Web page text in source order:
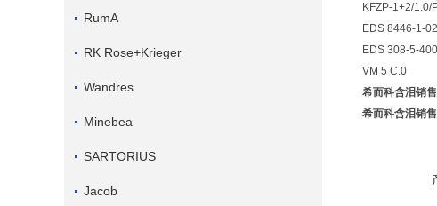
RumA
RK Rose+Krieger
Wandres
Minebea
SARTORIUS
Jacob
KFZP-1+2/1.0/
EDS 8446-1-
EDS 308-5-
VM 5 C.0
希而科含泪销
希而科含泪销